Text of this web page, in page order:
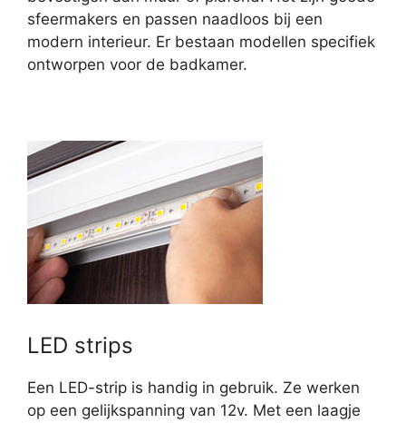
sfeermakers en passen naadloos bij een
modern interieur. Er bestaan modellen specifiek
ontworpen voor de badkamer.
LED strips
Een LED-strip is handig in gebruik. Ze werken
op een gelijkspanning van 12v. Met een laagje